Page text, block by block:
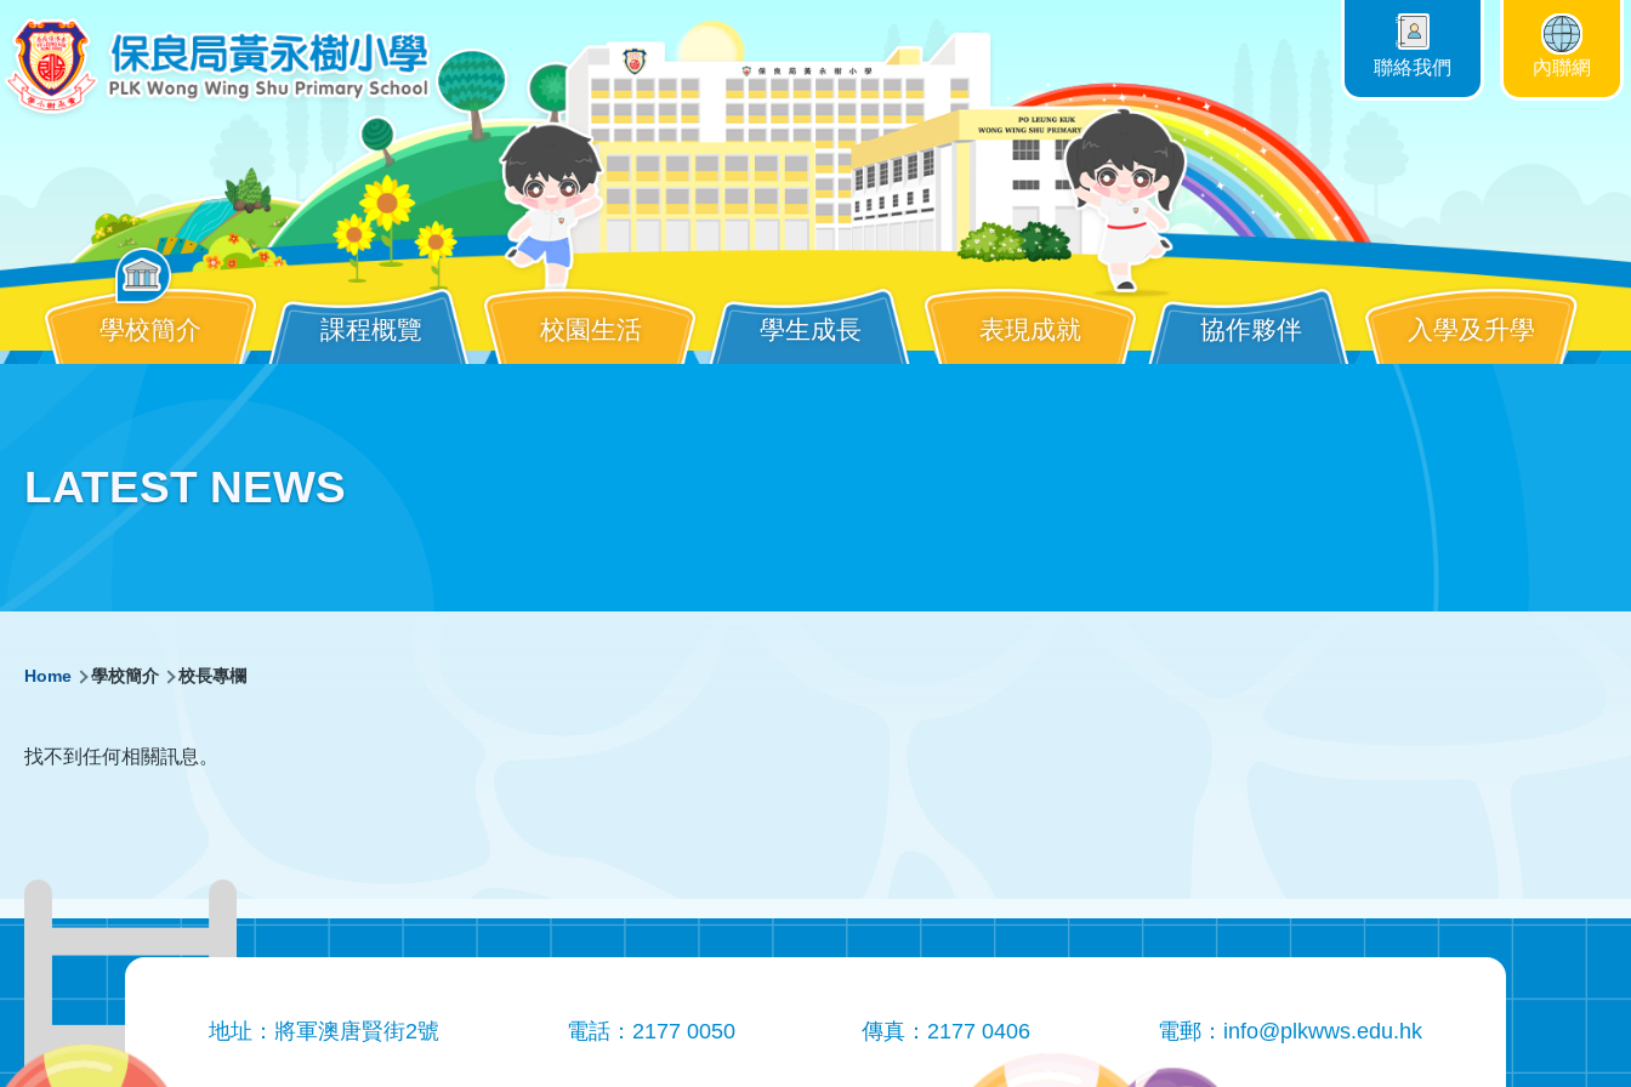
Skip to main content
聯絡我們 內聯網
navigation
學校簡介 課程概覽 校園生活 學生成長 表現成就 協作夥伴 入學及升學
LATEST NEWS
Breadcrumb
Home 學校簡介 校長專欄
找不到任何相關訊息。
地址：將軍澳唐賢街2號 電話：2177 0050 傳真：2177 0406 電郵： info@plkwws.edu.hk